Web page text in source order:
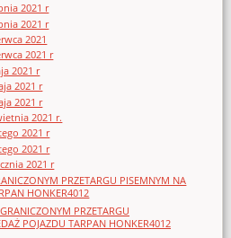
2021 r
2021 r
2021
2021 r
2021 r
2021 r
2021 r
2021 r.
2021 r
2021 r
2021 r
PRZETARGU PISEMNYM NA
HONKER4012
PRZETARGU
POJAZDU TARPAN HONKER4012